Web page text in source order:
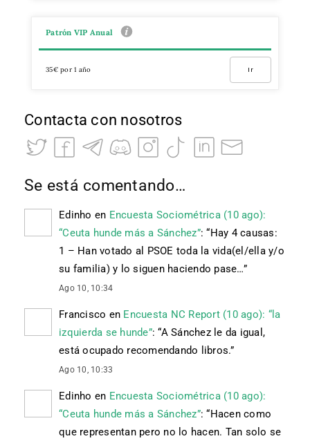
Patrón VIP Anual
35€ por 1 año Ir
Contacta con nosotros
Se está comentando…
Edinho en Encuesta Sociométrica (10 ago):
“Ceuta hunde más a Sánchez”: “Hay 4 causas:
1 – Han votado al PSOE toda la vida(el/ella y/o
su familia) y lo siguen haciendo pase…”
Ago 10, 10:34
Francisco en Encuesta NC Report (10 ago): “la
izquierda se hunde”: “A Sánchez le da igual,
está ocupado recomendando libros.”
Ago 10, 10:33
Edinho en Encuesta Sociométrica (10 ago):
“Ceuta hunde más a Sánchez”: “Hacen como
que representan pero no lo hacen. Tan solo se